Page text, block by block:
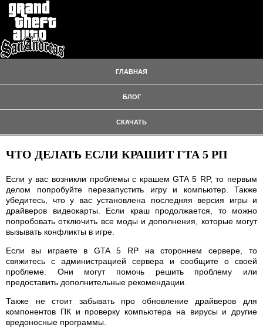
ГЛАВНАЯ
БЛОГ
СКАЧАТЬ
ЧТО ДЕЛАТЬ ЕСЛИ КРАШИТ ГТА 5 РП
Если у вас возникли проблемы с крашем GTA 5 RP, то первым
делом попробуйте перезапустить игру и компьютер. Также
убедитесь, что у вас установлена последняя версия игры и
драйверов видеокарты. Если краш продолжается, то можно
попробовать отключить все моды и дополнения, которые могут
вызывать конфликты в игре.
Если вы играете в GTA 5 RP на стороннем сервере, то
свяжитесь с администрацией сервера и сообщите о своей
проблеме. Они могут помочь решить проблему или
предоставить дополнительные рекомендации.
Также не стоит забывать про обновление драйверов для
компонентов ПК и проверку компьютера на вирусы и другие
вредоносные программы.